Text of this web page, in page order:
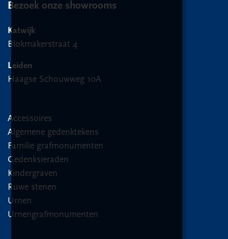
Bezoek onze showrooms
Katwijk
Blokmakerstraat 4
Leiden
Haagse Schouwweg 10A
Accessoires
Algemene gedenktekens
Familie grafmonumenten
Gedenksieraden
Kindergraven
Ruwe stenen
Urnen
Urnengrafmonumenten